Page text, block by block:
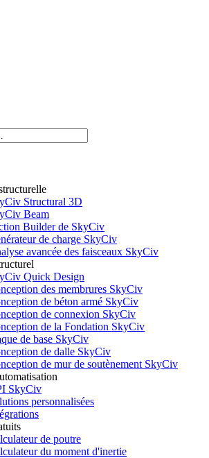
Structural 3D
Beam
Builder de SkyCiv
de charge SkyCiv
avancée des faisceaux SkyCiv
Quick Design
des membrures SkyCiv
de béton armé SkyCiv
de connexion SkyCiv
de la Fondation SkyCiv
de base SkyCiv
de dalle SkyCiv
de mur de soutènement SkyCiv
SkyCiv
personnalisées
de poutre
du moment d'inertie